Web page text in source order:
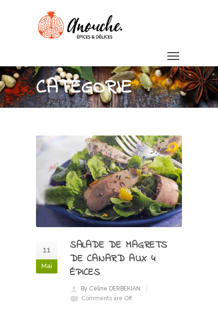
CATÉGORIE
11
Mai
SALADE DE MAGRETS
DE CANARD AUX 4
ÉPICES
By Céline DERBEKIAN
Comments are Off